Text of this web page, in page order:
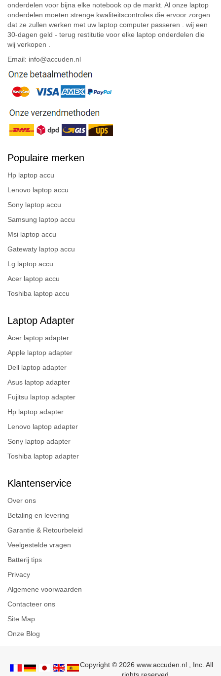
onderdelen voor bijna elke notebook op de markt. Al onze laptop
onderdelen moeten strenge kwaliteitscontroles die ervoor zorgen
dat ze zullen werken met uw laptop computer passeren . wij een
30-dagen geld - terug restitutie voor elke laptop onderdelen die
wij verkopen .
Email: info@accuden.nl
Populaire merken
Hp laptop accu
Lenovo laptop accu
Sony laptop accu
Samsung laptop accu
Msi laptop accu
Gatewaty laptop accu
Lg laptop accu
Acer laptop accu
Toshiba laptop accu
Laptop Adapter
Acer laptop adapter
Apple laptop adapter
Dell laptop adapter
Asus laptop adapter
Fujitsu laptop adapter
Hp laptop adapter
Lenovo laptop adapter
Sony laptop adapter
Toshiba laptop adapter
Klantenservice
Over ons
Betaling en levering
Garantie & Retourbeleid
Veelgestelde vragen
Batterij tips
Privacy
Algemene voorwaarden
Contacteer ons
Site Map
Onze Blog
Copyright © 2026 www.accuden.nl , Inc. All